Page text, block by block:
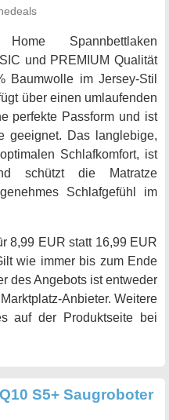
Spannbettlaken
und PREMIUM Qualität
Baumwolle im Jersey-Stil
über einen umlaufenden
perfekte Passform und ist
geeignet. Das langlebige,
Schlafkomfort, ist
schützt die Matratze
Schlafgefühl im
8,99 EUR statt 16,99 EUR
wie immer bis zum Ende
des Angebots ist entweder
Anbieter. Weitere
auf der Produktseite bei
S5+ Saugroboter